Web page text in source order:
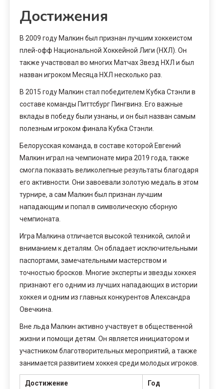
Достижения
В 2009 году Малкин был признан лучшим хоккеистом
плей-офф Национальной Хоккейной Лиги (НХЛ). Он
также участвовал во многих Матчах Звезд НХЛ и был
назван игроком Месяца НХЛ несколько раз.
В 2015 году Малкин стал победителем Кубка Стэнли в
составе команды Питтсбург Пингвинз. Его важные
вклады в победу были узнаны, и он был назван самым
полезным игроком финала Кубка Стэнли.
Белорусская команда, в составе которой Евгений
Малкин играл на чемпионате мира 2019 года, также
смогла показать великолепные результаты благодаря
его активности. Они завоевали золотую медаль в этом
турнире, а сам Малкин был признан лучшим
нападающим и попал в символическую сборную
чемпионата.
Игра Малкина отличается высокой техникой, силой и
вниманием к деталям. Он обладает исключительными
паспортами, замечательными мастерством и
точностью бросков. Многие эксперты и звезды хоккея
признают его одним из лучших нападающих в истории
хоккея и одним из главных конкурентов Александра
Овечкина.
Вне льда Малкин активно участвует в общественной
жизни и помощи детям. Он является инициатором и
участником благотворительных мероприятий, а также
занимается развитием хоккея среди молодых игроков.
Достижение Год